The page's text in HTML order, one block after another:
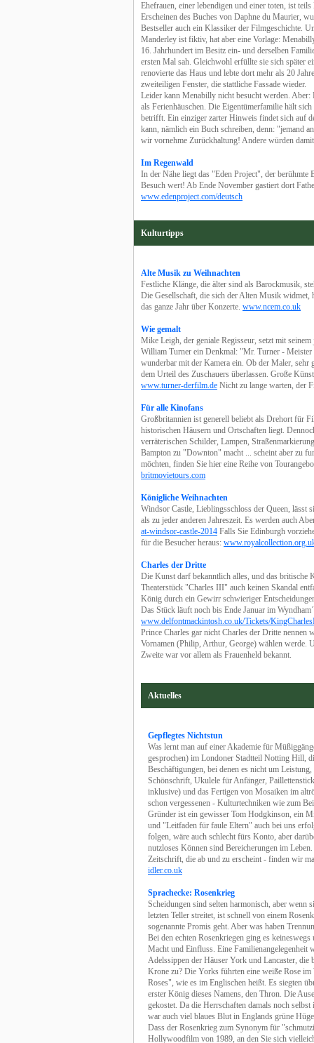
Ehefrauen, einer lebendigen und einer toten, ist
Erscheinen des Buches von Daphne du Maurier,
Bestseller auch ein Klassiker der Filmgeschichte.
Manderley ist fiktiv, hat aber eine Vorlage:
16. Jahrhundert im Besitz ein- und derselben
ersten Mal sah. Gleichwohl erfüllte sie sich später
renovierte das Haus und lebte dort mehr als 20
zweiteiligen Fenster, die stattliche Fassade wieder.
Leider kann Menabilly nicht besucht werden.
als Ferienhäuschen. Die Eigentümerfamilie hält
betrifft. Ein einziger zarter Hinweis findet sich auf
kann, nämlich ein Buch schreiben, denn: "jemand
wir vornehme Zurückhaltung! Andere würden
Im Regenwald
In der Nähe liegt das "Eden Project", der berühmte
Besuch wert! Ab Ende November gastiert dort
www.edenproject.com/deutsch
Kulturtipps
Alte Musik zu Weihnachten
Festliche Klänge, die älter sind als Barockmusik,
Die Gesellschaft, die sich der Alten Musik widmet,
das ganze Jahr über Konzerte. www.ncem.co.uk
Wie gemalt
Mike Leigh, der geniale Regisseur, setzt mit
William Turner ein Denkmal: "Mr. Turner -
wunderbar mit der Kamera ein. Ob der Maler,
dem Urteil des Zuschauers überlassen. Große
www.turner-derfilm.de Nicht zu lange warten, der
Für alle Kinofans
Großbritannien ist generell beliebt als Drehort für
historischen Häusern und Ortschaften liegt.
verräterischen Schilder, Lampen,
Bampton zu "Downton" macht ... scheint aber zu
möchten, finden Sie hier eine Reihe von
britmovietours.com
Königliche Weihnachten
Windsor Castle, Lieblingsschloss der Queen, lässt
als zu jeder anderen Jahreszeit. Es werden auch
at-windsor-castle-2014 Falls Sie Edinburgh
für die Besucher heraus:
Charles der Dritte
Die Kunst darf bekanntlich alles, und das britische
Theaterstück "Charles III" auch keinen Skandal
König durch ein Gewirr schwieriger
Das Stück läuft noch bis Ende Januar im
www.delfontmackintosh.co.uk/Tickets/
Prince Charles gar nicht Charles der Dritte nennen
Vornamen (Philip, Arthur, George) wählen werde.
Zweite war vor allem als Frauenheld bekannt.
Aktuelles
Gepflegtes Nichtstun
Was lernt man auf einer Akademie für
gesprochen) im Londoner Stadtteil Notting Hill,
Beschäftigungen, bei denen es nicht um
Schönschrift, Ukulele für Anfänger,
inklusive) und das Fertigen von Mosaiken im
schon vergessenen - Kulturtechniken wie zum
Gründer ist ein gewisser Tom Hodgkinson, ein
und "Leitfaden für faule Eltern" auch bei uns
folgen, wäre auch schlecht fürs Konto, aber
nutzloses Können sind Bereicherungen im
Zeitschrift, die ab und zu erscheint - finden wir
idler.co.uk
Sprachecke: Rosenkrieg
Scheidungen sind selten harmonisch, aber wenn
letzten Teller streitet, ist schnell von einem
sogenannte Promis geht. Aber was haben
Bei den echten Rosenkriegen ging es
Macht und Einfluss. Eine Familienangelegenheit
Adelssippen der Häuser York und Lancaster, die
Krone zu? Die Yorks führten eine weiße Rose
Roses", wie es im Englischen heißt. Es siegten
erster König dieses Namens, den Thron. Die
gekostet. Da die Herrschaften damals noch
war auch viel blaues Blut in Englands grüne
Dass der Rosenkrieg zum Synonym für
Hollywoodfilm von 1989, an den Sie sich